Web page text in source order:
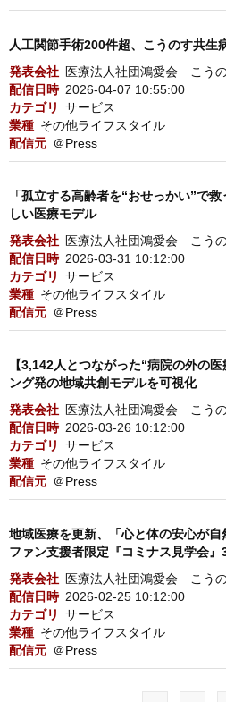
人工関節手術200件超、こうのす共生
発表会社 医療法人社団鴻愛会 こう
配信日時 2026-04-07 10:55:00
カテゴリ
サービス
業種 その他ライフスタイル
配信元 ＠Press
「孤立する高齢者を“おせっかい”で
しい医療モデル
発表会社 医療法人社団鴻愛会 こう
配信日時 2026-03-31 10:12:00
カテゴリ
サービス
業種 その他ライフスタイル
配信元 ＠Press
【3,142人とつながった“病院の外の
ング発の地域共創モデルを可視化
発表会社 医療法人社団鴻愛会 こう
配信日時 2026-03-26 10:12:00
カテゴリ
サービス
業種 その他ライフスタイル
配信元 ＠Press
地域医療を更新、「心と体の安心が
ファン支援者限定『コミナス見学会』
発表会社 医療法人社団鴻愛会 こう
配信日時 2026-02-25 10:12:00
カテゴリ
サービス
業種 その他ライフスタイル
配信元 ＠Press